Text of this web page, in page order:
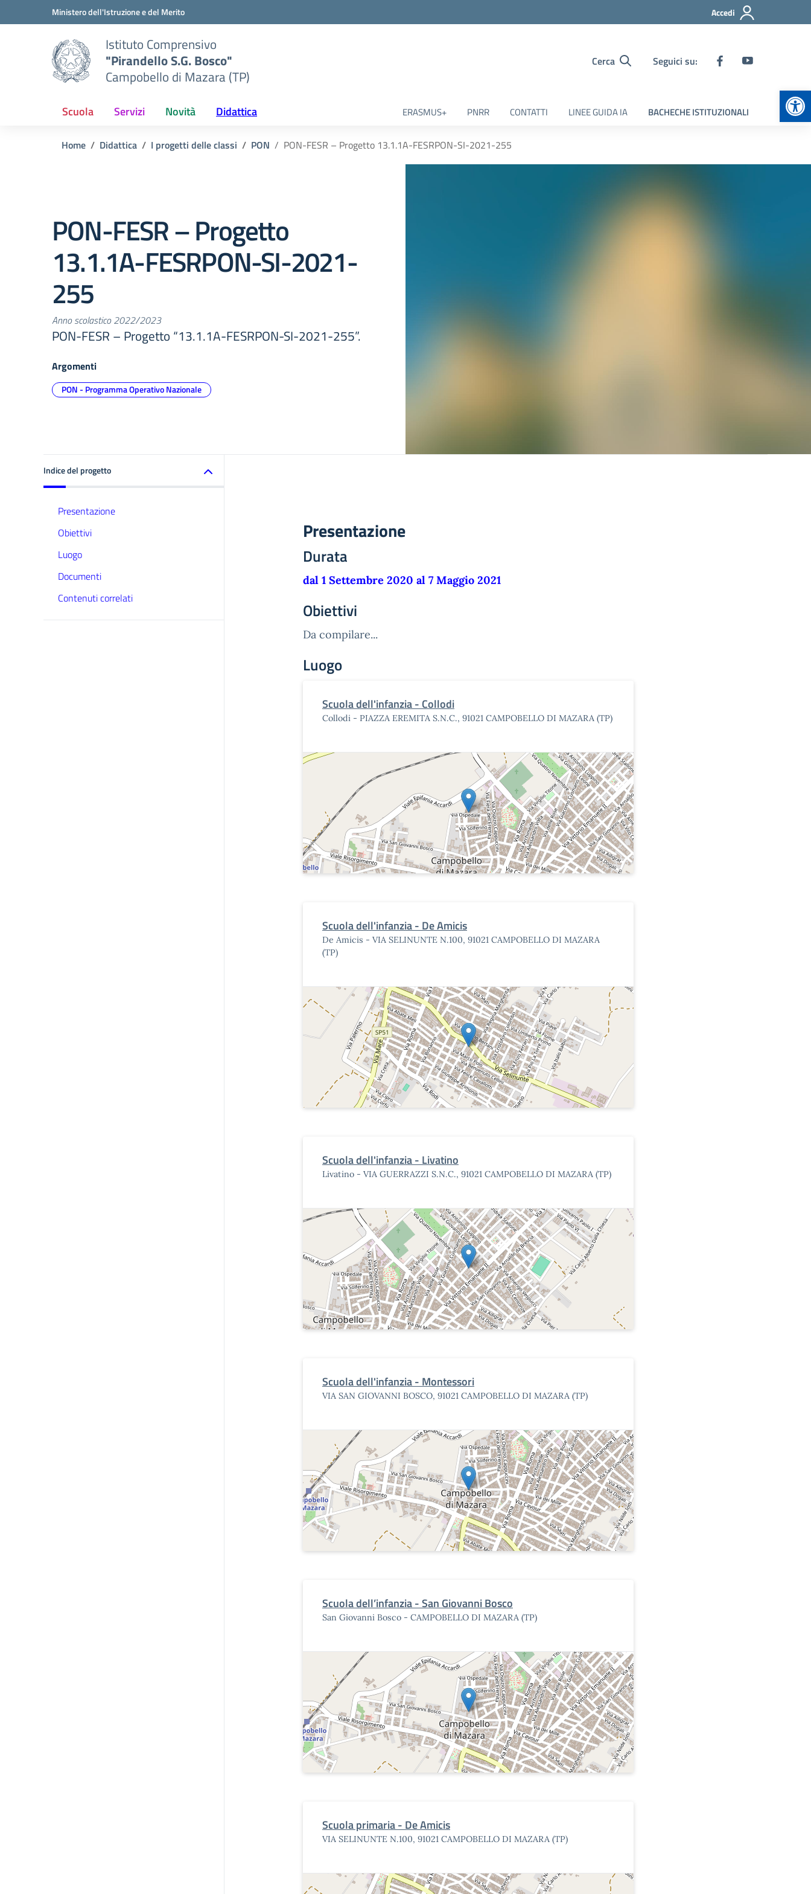
Vai ai contenuti
Vai al menu di navigazioneMinistero dell'Istruzione e del Merito Accedi
Istituto Comprensivo
"Pirandello S.G. Bosco"
Campobello di Mazara (TP)
Cerca Seguici su:
Scuola Servizi Novità Didattica ERASMUS+ PNRR CONTATTI LINEE GUIDA IA BACHECHE ISTITUZIONALI
Home Didattica I progetti delle classi PON PON-FESR – Progetto 13.1.1A-FESRPON-SI-2021-255
PON-FESR – Progetto
13.1.1A-FESRPON-SI-2021-
255
Anno scolastico 2022/2023
PON-FESR – Progetto “13.1.1A-FESRPON-SI-2021-255”.
Argomenti
PON - Programma Operativo Nazionale
Indice del progetto
Presentazione
Obiettivi
Luogo
Documenti
Contenuti correlati
Presentazione
Durata
dal 1 Settembre 2020 al 7 Maggio 2021
Obiettivi
Da compilare...
Luogo
Scuola dell'infanzia - Collodi
Collodi - PIAZZA EREMITA S.N.C., 91021 CAMPOBELLO DI MAZARA (TP)
Scuola dell'infanzia - De Amicis
De Amicis - VIA SELINUNTE N.100, 91021 CAMPOBELLO DI MAZARA
(TP)
Scuola dell'infanzia - Livatino
Livatino - VIA GUERRAZZI S.N.C., 91021 CAMPOBELLO DI MAZARA (TP)
Scuola dell'infanzia - Montessori
VIA SAN GIOVANNI BOSCO, 91021 CAMPOBELLO DI MAZARA (TP)
Scuola dell’infanzia - San Giovanni Bosco
San Giovanni Bosco - CAMPOBELLO DI MAZARA (TP)
Scuola primaria - De Amicis
VIA SELINUNTE N.100, 91021 CAMPOBELLO DI MAZARA (TP)